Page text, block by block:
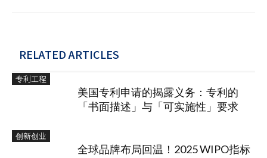
RELATED ARTICLES
专利工程
美国专利申请的揭露义务：专利的
「书面描述」与「可实施性」要求
创新创业
全球品牌布局回温！2025 WIPO指标